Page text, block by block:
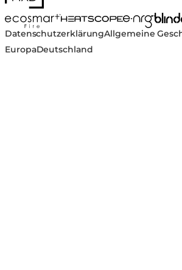
EcoSmart FireHEATSCOPE® Heaters
e-NRG
DatenschutzerklärungAllgemeine
EuropaDeutschland